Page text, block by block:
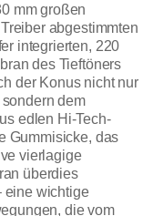
mm großen
abgestimmten
integrierten, 220
des Tieftöners
der Konus nicht nur
dem
edlen Hi-Tech-
Gummisicke, das
vierlagige
überdies
eine wichtige
die vom